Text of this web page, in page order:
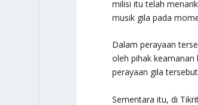
milisi itu telah
musik gila pada
Dalam perayaan
oleh pihak keamanan
perayaan gila
Sementara itu, di